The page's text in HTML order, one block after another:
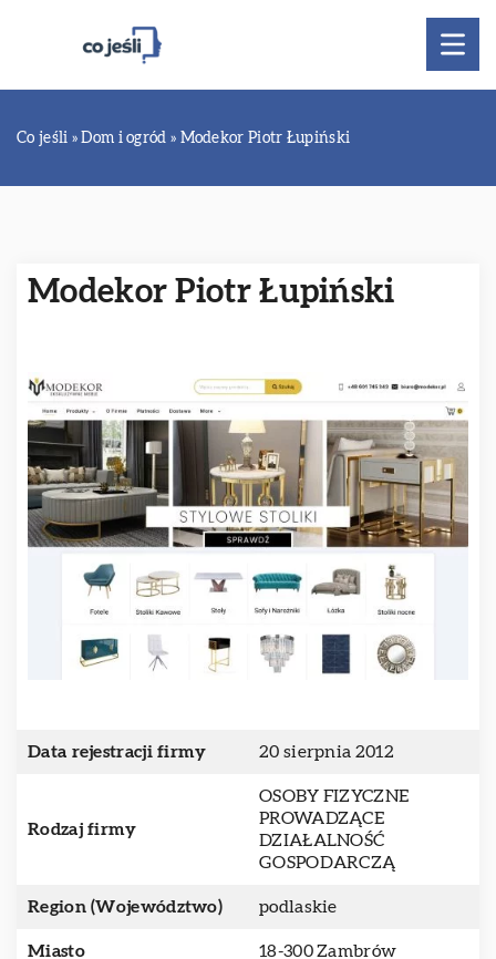
Co jeśli »Dom i ogród » Modekor Piotr Łupiński
Modekor Piotr Łupiński
Data rejestracji firmy 20 sierpnia 2012
Rodzaj firmy
OSOBY FIZYCZNE
PROWADZĄCE
DZIAŁALNOŚĆ
GOSPODARCZĄ
Region (Województwo) podlaskie
Miasto 18-300 Zambrów